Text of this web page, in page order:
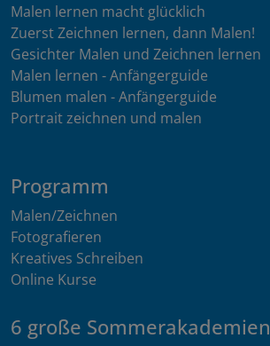
Malen lernen macht glücklich
Zuerst Zeichnen lernen, dann Malen!
Gesichter Malen und Zeichnen lernen
Malen lernen - Anfängerguide
Blumen malen - Anfängerguide
Portrait zeichnen und malen
Programm
Malen/Zeichnen
Fotografieren
Kreatives Schreiben
Online Kurse
6 große Sommerakademien